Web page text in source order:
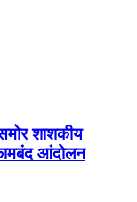
शाशकीय
कामबंद आंदोलन